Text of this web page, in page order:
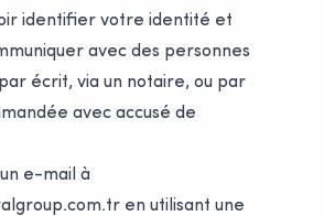
identifier votre identité et
avec des personnes
écrit, via un notaire, ou par
avec accusé de
e-mail à
en utilisant une